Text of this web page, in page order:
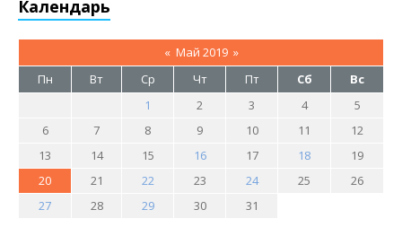
Календарь
« Май 2019 »
Пн
Вт Ср Чт Пт Сб
Вс
1
2 3 4
5
6
7 8 9 10 11
12
13
14 15 16 17 18
19
20
21 22 23 24 25
26
27
28 29 30 31